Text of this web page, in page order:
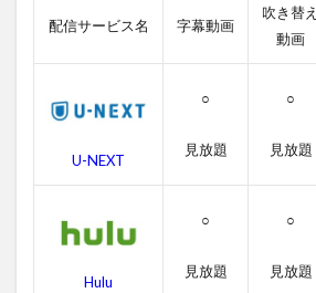
で
画
ビ
ス
配信サービス名 字幕動画
吹き替え
動画
U-NEXT
○
見放題
○
見放題
Hulu
○
見放題
○
見放題